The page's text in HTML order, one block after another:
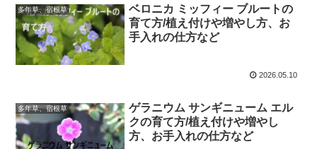
多年草、宿根草
ベロニカ ミッフィー ブルートの
育て方/植え付けや増やし方、お
手入れの仕方など
2026.05.10
多年草、宿根草
ゲラニウム サンギニューム エル
クの育て方/植え付けや増やし
方、お手入れの仕方など